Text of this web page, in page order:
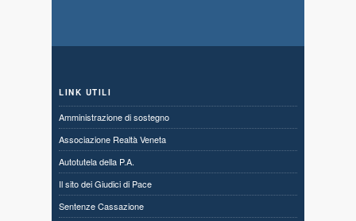
LINK UTILI
Amministrazione di sostegno
Associazione Realtà Veneta
Autotutela della P.A.
Il sito dei Giudici di Pace
Sentenze Cassazione